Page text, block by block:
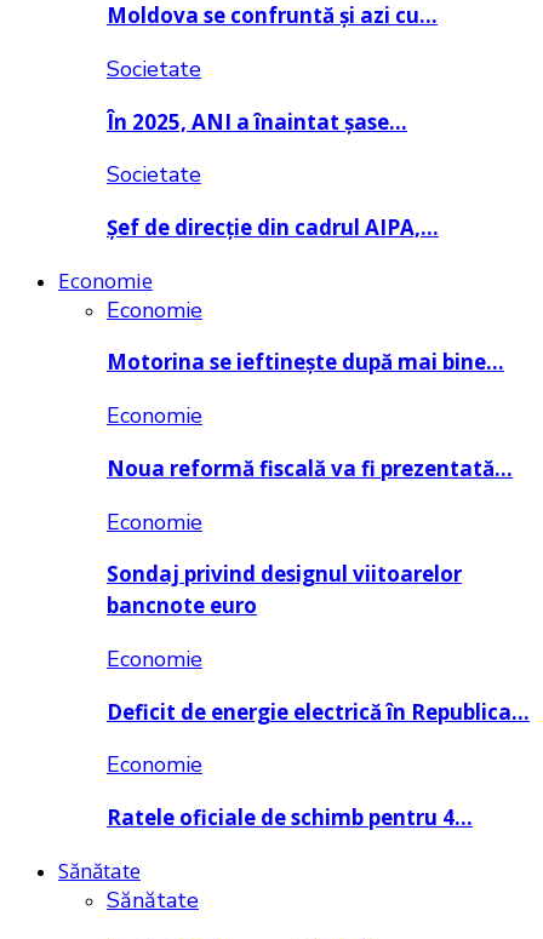
Moldova se confruntă și azi cu…
Societate
În 2025, ANI a înaintat șase…
Societate
Șef de direcție din cadrul AIPA,…
Economie
Economie
Motorina se ieftinește după mai bine…
Economie
Noua reformă fiscală va fi prezentată…
Economie
Sondaj privind designul viitoarelor
bancnote euro
Economie
Deficit de energie electrică în Republica…
Economie
Ratele oficiale de schimb pentru 4…
Sănătate
Sănătate